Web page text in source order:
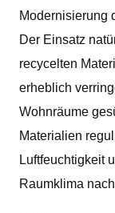
Modernisierung
Der Einsatz
recycelten
erheblich
Wohnräume
Materialien
Luftfeuchtigkeit
Raumklima